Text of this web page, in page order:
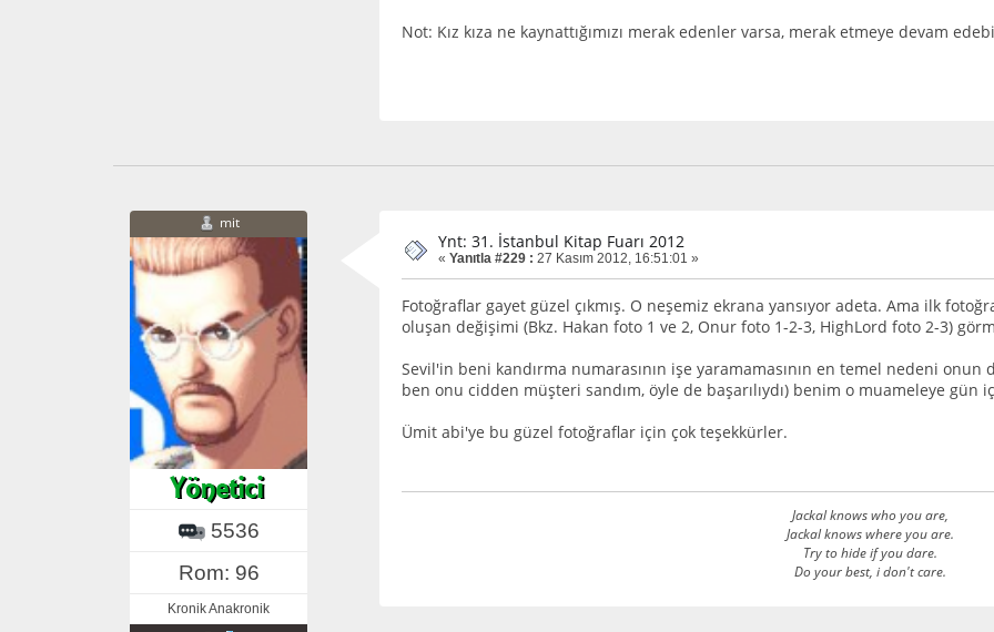
Not: Kız kıza ne kaynattığımızı merak edenler varsa, merak etmeye devam
mit
5536
Rom: 96
Kronik Anakronik
Ynt: 31. İstanbul Kitap Fuarı 2012
« Yanıtla #229 : 27 Kasım 2012, 16:51:01 »
Fotoğraflar gayet güzel çıkmış. O neşemiz ekrana yansıyor adeta. Ama ilk
oluşan değişimi (Bkz. Hakan foto 1 ve 2, Onur foto 1-2-3, HighLord foto 2-3)
Sevil'in beni kandırma numarasının işe yaramamasının en temel nedeni
ben onu cidden müşteri sandım, öyle de başarılıydı) benim o muameleye gün
Ümit abi'ye bu güzel fotoğraflar için çok teşekkürler.
Jackal knows who you are,
Jackal knows where you are.
Try to hide if you dare.
Do your best, i don't care.